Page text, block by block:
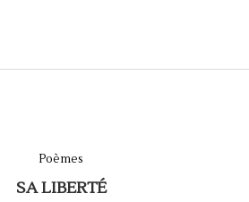
Poèmes
SA LIBERTÉ